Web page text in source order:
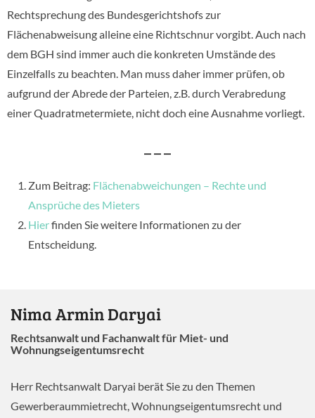
Rechtsprechung des Bundesgerichtshofs zur
Flächenabweisung alleine eine Richtschnur vorgibt. Auch nach
dem BGH sind immer auch die konkreten Umstände des
Einzelfalls zu beachten. Man muss daher immer prüfen, ob
aufgrund der Abrede der Parteien, z.B. durch Verabredung
einer Quadratmetermiete, nicht doch eine Ausnahme vorliegt.
– – –
Zum Beitrag: Flächenabweichungen – Rechte und
Ansprüche des Mieters
Hierfinden Sie weitere Informationen zu der
Entscheidung.
Nima Armin Daryai
Rechtsanwalt und Fachanwalt für Miet- und
Wohnungseigentumsrecht
Herr Rechtsanwalt Daryai berät Sie zu den Themen
Gewerberaummietrecht, Wohnungseigentumsrecht und